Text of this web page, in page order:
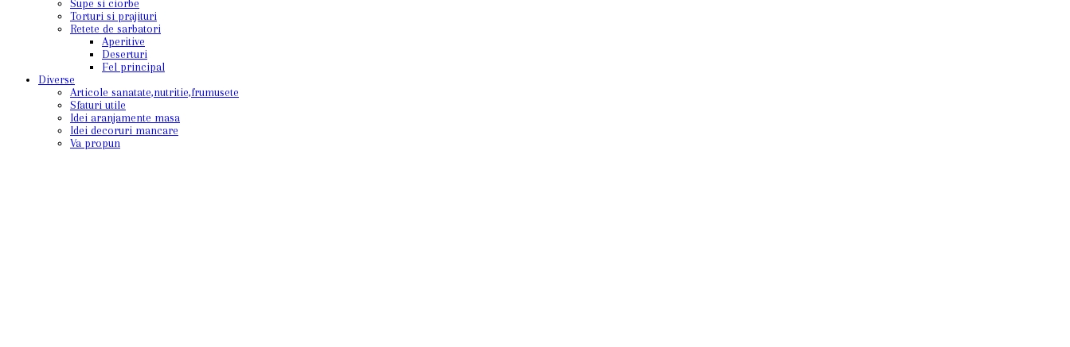
Supe si ciorbe
Torturi si prajituri
Retete de sarbatori
Aperitive
Deserturi
Fel principal
Diverse
Articole sanatate,nutritie,frumusete
Sfaturi utile
Idei aranjamente masa
Idei decoruri mancare
Va propun